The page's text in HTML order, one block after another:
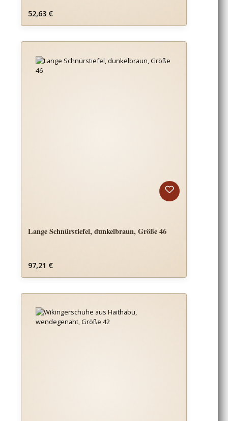
Regulärer Preis:
52,63 €
Lange Schnürstiefel, dunkelbraun, Größe 46
Regulärer Preis:
97,21 €